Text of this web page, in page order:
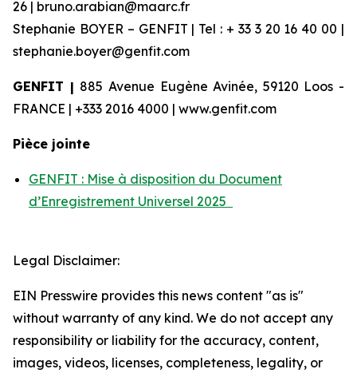
26 | bruno.arabian@maarc.fr
Stephanie BOYER – GENFIT | Tel : + 33 3 20 16 40 00 |
stephanie.boyer@genfit.com
GENFIT | 885 Avenue Eugène Avinée, 59120 Loos -
FRANCE | +333 2016 4000 | www.genfit.com
Pièce jointe
GENFIT : Mise à disposition du Document
d’Enregistrement Universel 2025
Legal Disclaimer:
EIN Presswire provides this news content "as is"
without warranty of any kind. We do not accept any
responsibility or liability for the accuracy, content,
images, videos, licenses, completeness, legality, or